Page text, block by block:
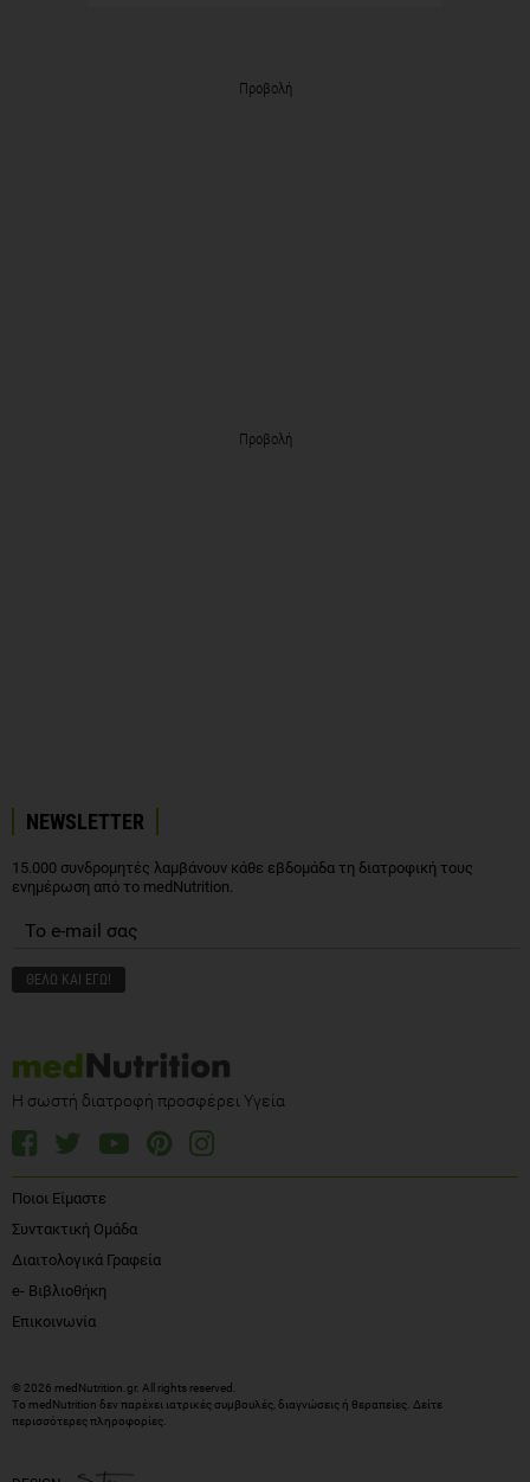
Προβολή
Προβολή
NEWSLETTER
15.000 συνδρομητές λαμβάνουν κάθε εβδομάδα τη διατροφική τους
ενημέρωση από το medNutrition.
Η σωστή διατροφή προσφέρει Υγεία
Ποιοι Είμαστε
Συντακτική Ομάδα
Διαιτολογικά Γραφεία
e- Βιβλιοθήκη
Επικοινωνία
© 2026 medNutrition.gr. All rights reserved.
Το medNutrition δεν παρέχει ιατρικές συμβουλές, διαγνώσεις ή θεραπείες. Δείτε
περισσότερες πληροφορίες